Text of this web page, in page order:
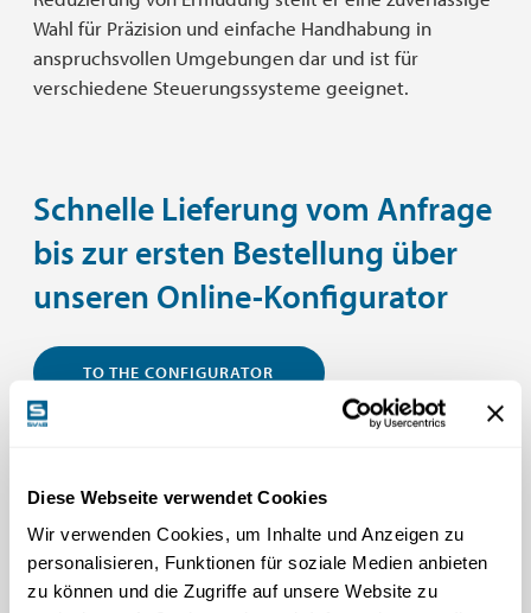
Diese Webseite verwendet Cookies
Wir verwenden Cookies, um Inhalte und Anzeigen zu
personalisieren, Funktionen für soziale Medien anbieten
zu können und die Zugriffe auf unsere Website zu
Wahl für Präzision und einfache Handhabung in
anspruchsvollen Umgebungen dar und ist für
verschiedene Steuerungssysteme geeignet.
Schnelle Lieferung vom Anfrage
bis zur ersten Bestellung über
unseren Online-Konfigurator
TO THE CONFIGURATOR
konfiguriert werden. Um den Prozess der steuerungssystem
integration weiter zu optimieren, können Sie unseren Online-
Webkonfigurator nutzen, um Ihre eigene L8-Konfiguration
einfach zu entwerfen und anzupassen. Dies gewährleistet eine